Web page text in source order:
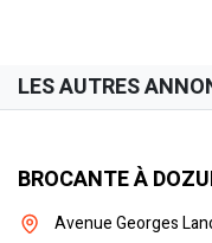
LES AUTRES
BROCANTE À
Avenue Georges